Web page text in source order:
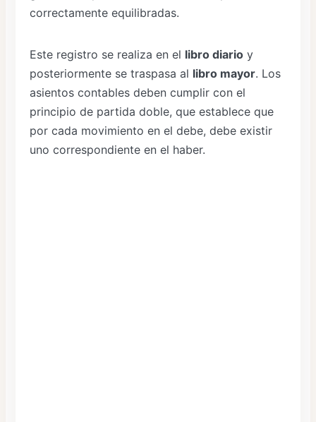
correctamente equilibradas.
Este registro se realiza en el libro diario y
posteriormente se traspasa al libro mayor. Los
asientos contables deben cumplir con el
principio de partida doble, que establece que
por cada movimiento en el debe, debe existir
uno correspondiente en el haber.